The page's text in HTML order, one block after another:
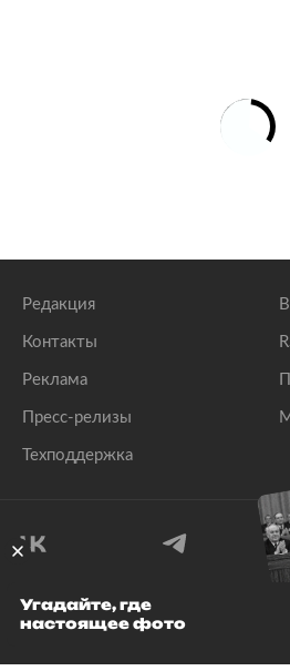
Редакция
Контакты
Реклама
Пресс-релизы
Техподдержка
© 1999–2026 Все права
Угадайте, где
настоящее фото